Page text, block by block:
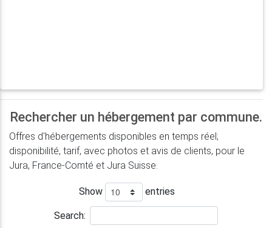
Rechercher un hébergement par commune.
Offres d'hébergements disponibles en temps réel;
disponibilité, tarif, avec photos et avis de clients, pour le
Jura, France-Comté et Jura Suisse.
Show entries
Search: